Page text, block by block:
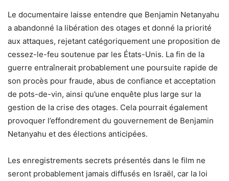
Le documentaire laisse entendre que Benjamin Netanyahu
a abandonné la libération des otages et donné la priorité
aux attaques, rejetant catégoriquement une proposition de
cessez-le-feu soutenue par les États-Unis. La fin de la
guerre entraînerait probablement une poursuite rapide de
son procès pour fraude, abus de confiance et acceptation
de pots-de-vin, ainsi qu’une enquête plus large sur la
gestion de la crise des otages. Cela pourrait également
provoquer l’effondrement du gouvernement de Benjamin
Netanyahu et des élections anticipées.
Les enregistrements secrets présentés dans le film ne
seront probablement jamais diffusés en Israël, car la loi